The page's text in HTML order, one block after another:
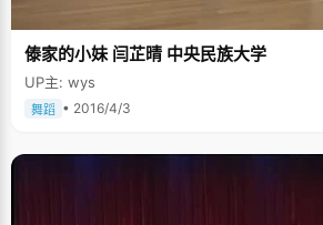
习，"其实学习就是两个词，&lsquo;用心&rsquo;
单的说就是上课认真听讲，在40分钟里，全神贯
都吸收进去。老师讲的东西都是最基本的，最重要
体系中的位置，如何跟其他知识联系起来等等。所
钟的课，比一般人要累得多，但是省去了课后花时
试，成绩虽然在不断上升，但是上升的空间越来
傣家的小妹 闫芷晴 中央民族大学
UP主: wys
舞蹈 • 2016/4/3